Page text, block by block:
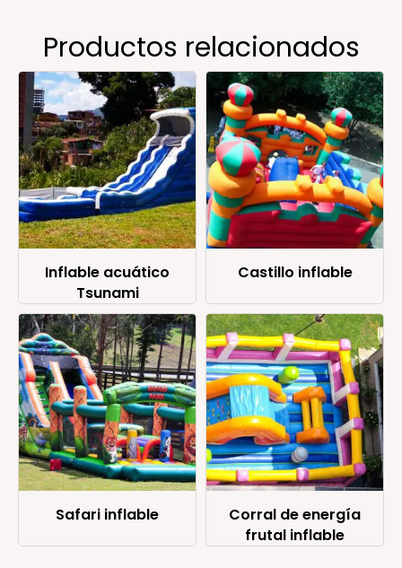
Productos relacionados
Inflable acuático
Tsunami
Castillo inflable
Safari inflable
Corral de energía
frutal inflable